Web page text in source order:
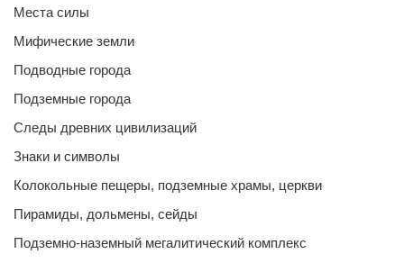
Места силы
Мифические земли
Подводные города
Подземные города
Следы древних цивилизаций
Знаки и символы
Колокольные пещеры, подземные храмы, церкви
Пирамиды, дольмены, сейды
Подземно-наземный мегалитический комплекс